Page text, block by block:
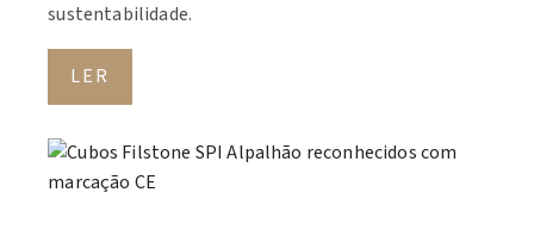
sustentabilidade.
LER